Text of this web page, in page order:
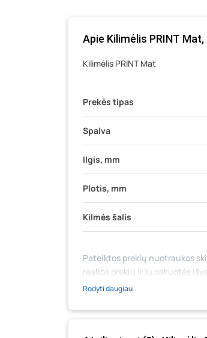
Apie Kilimėlis PRINT
Kilimėlis PRINT Mat
Prekės tipas
Spalva
Ilgis, mm
Plotis, mm
Kilmės šalis
Pateiktos prekių nuotraukos
realios prekių ir jų pakuotės
medžiaga su aprašymu) yra
prašome vadovautis ta kaina,
Rodyti daugiau